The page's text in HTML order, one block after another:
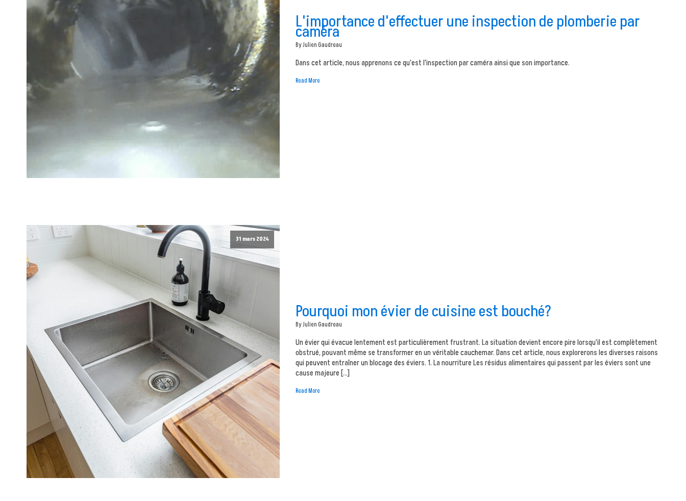
L'importance d'effectuer une inspection de plomberie par
caméra
By Julien Gaudreau
Dans cet article, nous apprenons ce qu'est l'inspection par caméra ainsi que son importance.
Read More
31 mars 2024
Pourquoi mon évier de cuisine est bouché?
By Julien Gaudreau
Un évier qui évacue lentement est particulièrement frustrant. La situation devient encore pire lorsqu'il est complètement
obstrué, pouvant même se transformer en un véritable cauchemar. Dans cet article, nous explorerons les diverses raisons
qui peuvent entraîner un blocage des éviers. 1. La nourriture Les résidus alimentaires qui passent par les éviers sont une
cause majeure […]
Read More